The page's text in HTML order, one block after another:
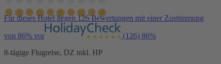
Für dieses Hotel liegen 126 Bewertungen mit einer Zustimmung
von 86% vor (126) 86%
8-tägige Flugreise, DZ inkl. HP